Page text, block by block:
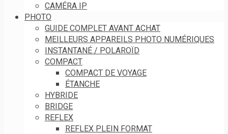
CAMÉRA IP
PHOTO
GUIDE COMPLET AVANT ACHAT
MEILLEURS APPAREILS PHOTO NUMÉRIQUES
INSTANTANÉ / POLAROÏD
COMPACT
COMPACT DE VOYAGE
ÉTANCHE
HYBRIDE
BRIDGE
REFLEX
REFLEX PLEIN FORMAT